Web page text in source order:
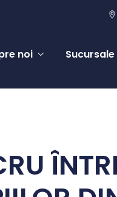
noi Sucursale